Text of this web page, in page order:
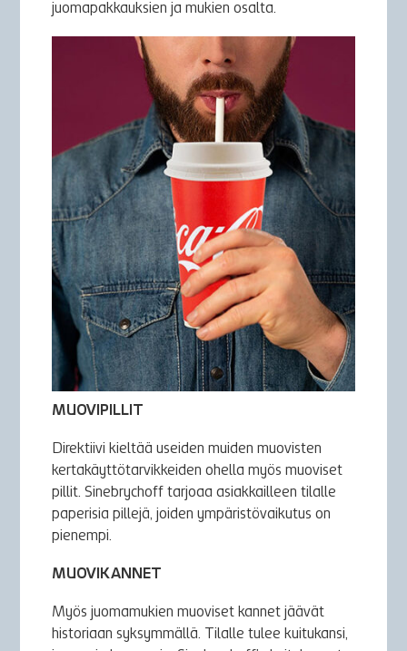
juomapakkauksien ja mukien osalta.
MUOVIPILLIT
Direktiivi kieltää useiden muiden muovisten
kertakäyttötarvikkeiden ohella myös muoviset
pillit. Sinebrychoff tarjoaa asiakkailleen tilalle
paperisia pillejä, joiden ympäristövaikutus on
pienempi.
MUOVIKANNET
Myös juomamukien muoviset kannet jäävät
historiaan syksymmällä. Tilalle tulee kuitukansi,